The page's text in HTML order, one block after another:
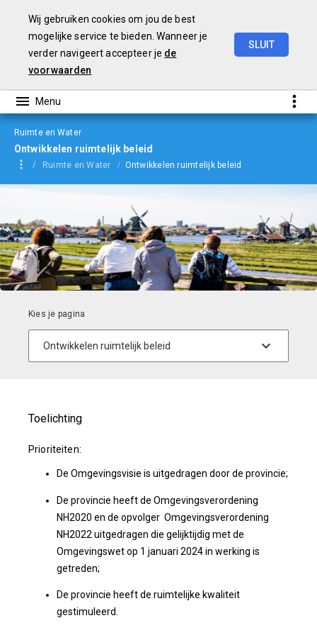
Wij gebruiken cookies om jou de best
mogelijke service te bieden. Wanneer je
verder navigeert accepteer je de
voorwaarden
SLUIT
Ruimte en Water
Ontwikkelen ruimtelijk beleid
Ruimte en Water Ontwikkelen ruimtelijk beleid
Toelichting
Prioriteiten:
De Omgevingsvisie is uitgedragen door de provincie;
De provincie heeft de Omgevingsverordening
NH2020 en de opvolger Omgevingsverordening
NH2022 uitgedragen die gelijktijdig met de
Omgevingswet op 1 januari 2024 in werking is
getreden;
De provincie heeft de ruimtelijke kwaliteit
gestimuleerd.